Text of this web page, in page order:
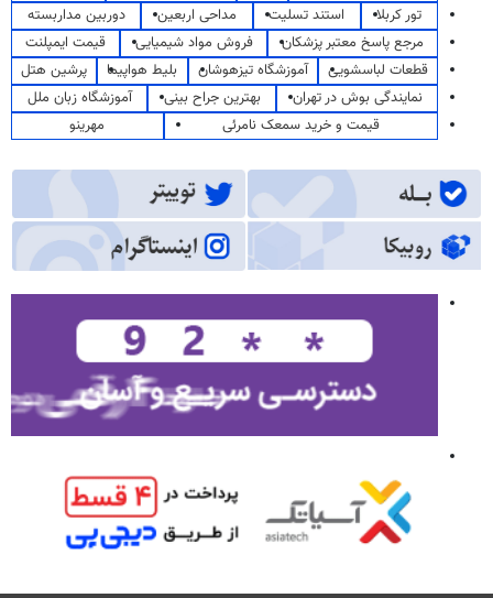
تور کربلا
استند تسلیت مداحی اربعین
دوربین مداربسته
مرجع پاسخ معتبر پزشکان
فروش مواد شیمیایی
قیمت ایمپلنت
قطعات لباسشویی
آموزشگاه تیزهوشان بلیط هواپیما
پرشین هتل
نمایندگی بوش در تهران
بهترین جراح بینی
آموزشگاه زبان ملل
قیمت و خرید سمعک نامرئی
مهرینو